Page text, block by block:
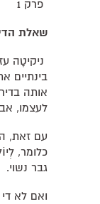
פרק 1
שאלת
ניקיטָה
בינתיים
אותה
לעצמו,
עם זאת,
כלומר,
גבר נשוי.
ואם לא